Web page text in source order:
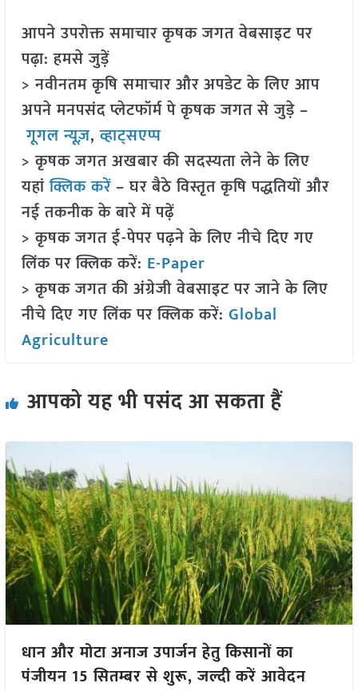
आपने उपरोक्त समाचार कृषक जगत वेबसाइट पर
पढ़ा: हमसे जुड़ें
> नवीनतम कृषि समाचार और अपडेट के लिए आप
अपने मनपसंद प्लेटफॉर्म पे कृषक जगत से जुड़े –
गूगल न्यूज़,व्हाट्सएप्प
> कृषक जगत अखबार की सदस्यता लेने के लिए
यहांक्लिक करें– घर बैठे विस्तृत कृषि पद्धतियों और
नई तकनीक के बारे में पढ़ें
> कृषक जगत ई-पेपर पढ़ने के लिए नीचे दिए गए
लिंक पर क्लिक करें: E-Paper
> कृषक जगत की अंग्रेजी वेबसाइट पर जाने के लिए
नीचे दिए गए लिंक पर क्लिक करें: Global
Agriculture
आपको यह भी पसंद आ सकता हैं
धान और मोटा अनाज उपार्जन हेतु किसानों का
पंजीयन 15 सितम्बर से शुरू, जल्दी करें आवेदन